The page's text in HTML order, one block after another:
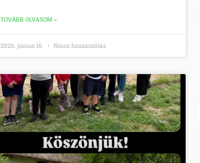
TOVÁBB OLVASOM »
2026. június 16. Nincs hozzászólás